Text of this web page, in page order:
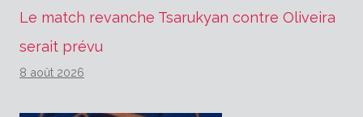
Le match revanche Tsarukyan contre Oliveira
serait prévu
8 août 2026